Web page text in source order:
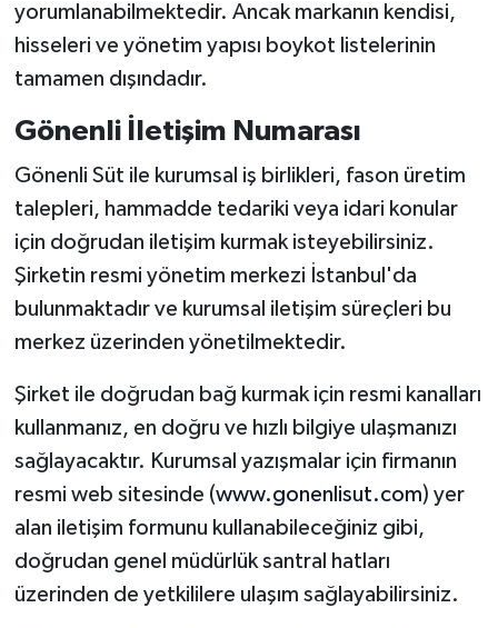
yorumlanabilmektedir. Ancak markanın kendisi,
hisseleri ve yönetim yapısı boykot listelerinin
tamamen dışındadır.
Gönenli İletişim Numarası
Gönenli Süt ile kurumsal iş birlikleri, fason üretim
talepleri, hammadde tedariki veya idari konular
için doğrudan iletişim kurmak isteyebilirsiniz.
Şirketin resmi yönetim merkezi İstanbul'da
bulunmaktadır ve kurumsal iletişim süreçleri bu
merkez üzerinden yönetilmektedir.
Şirket ile doğrudan bağ kurmak için resmi kanalları
kullanmanız, en doğru ve hızlı bilgiye ulaşmanızı
sağlayacaktır. Kurumsal yazışmalar için firmanın
resmi web sitesinde (www.gonenlisut.com) yer
alan iletişim formunu kullanabileceğiniz gibi,
doğrudan genel müdürlük santral hatları
üzerinden de yetkililere ulaşım sağlayabilirsiniz.